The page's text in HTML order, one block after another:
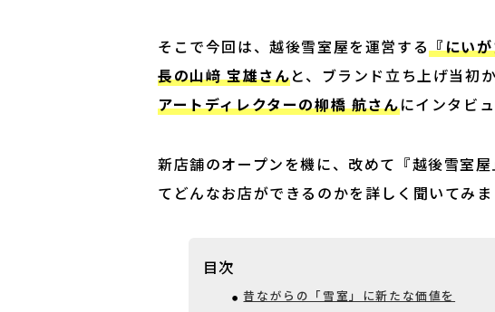
そこで今回は、越後雪室屋を運営する『にい
長の山﨑 宝雄さんと、ブランド立ち上げ当初
アートディレクターの柳橋 航さんにインタビュ
新店舗のオープンを機に、改めて『越後雪室
てどんなお店ができるのかを詳しく聞いてみま
目次
昔ながらの「雪室」に新たな価値を